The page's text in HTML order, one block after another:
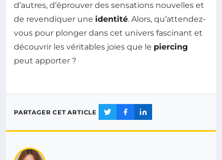
d’autres, d’éprouver des sensations nouvelles et
de revendiquer une identité. Alors, qu’attendez-
vous pour plonger dans cet univers fascinant et
découvrir les véritables joies que le piercing
peut apporter ?
PARTAGER CET ARTICLE